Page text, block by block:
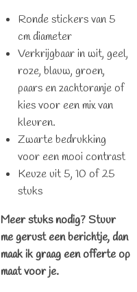
Ronde stickers van 5
cm diameter
Verkrijgbaar in wit, geel,
roze, blauw, groen,
paars en zachtoranje of
kies voor een mix van
kleuren.
Zwarte bedrukking
voor een mooi contrast
Keuze uit 5, 10 of 25
stuks
Meer stuks nodig? Stuur
me gerust een berichtje, dan
maak ik graag een offerte op
maat voor je.